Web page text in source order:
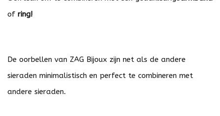
of ring!
De oorbellen van ZAG Bijoux zijn net als de andere
sieraden minimalistisch en perfect te combineren met
andere sieraden.